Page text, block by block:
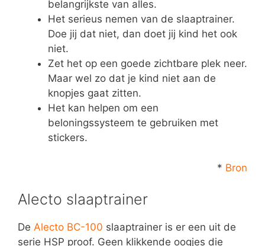
belangrijkste van alles.
Het serieus nemen van de slaaptrainer.
Doe jij dat niet, dan doet jij kind het ook
niet.
Zet het op een goede zichtbare plek neer.
Maar wel zo dat je kind niet aan de
knopjes gaat zitten.
Het kan helpen om een
beloningssysteem te gebruiken met
stickers.
* Bron
Alecto slaaptrainer
De Alecto BC-100 slaaptrainer is er een uit de
serie HSP proof. Geen klikkende oogjes die